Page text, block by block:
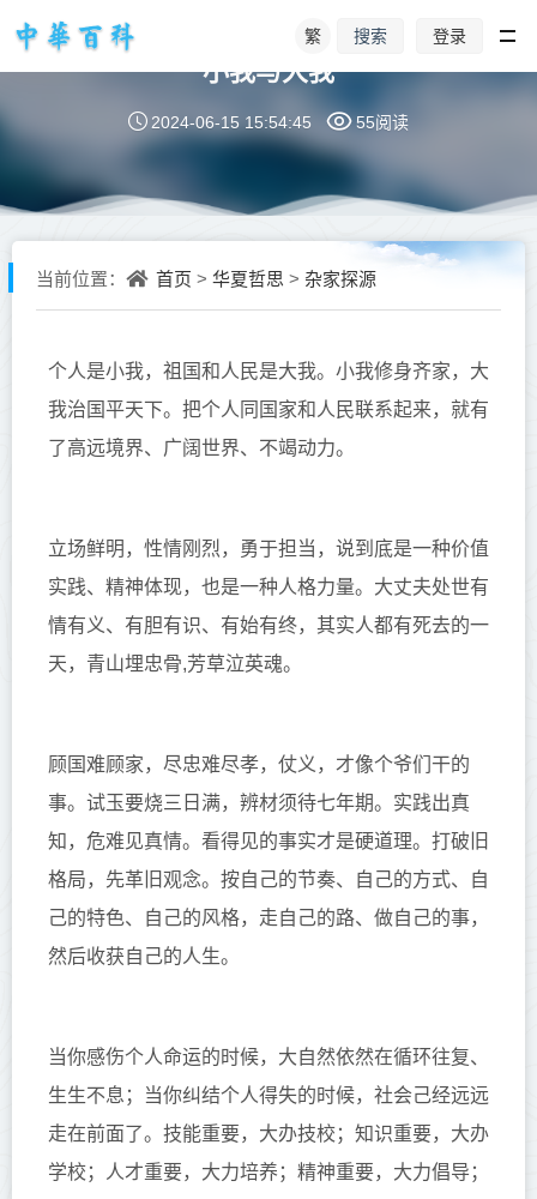
繁 搜索 登录
小我与大我
2024-06-15 15:54:45 55阅读
当前位置： 首页 > 华夏哲思 > 杂家探源
个人是小我，祖国和人民是大我。 小我修身齐家，大
我治国平天下。把个人同 国家和人民联系起来， 就有
了高远境界、 广阔世界、不竭动力。
立场鲜明，性情刚烈， 勇于担当， 说到底是一种价值
实践、精神体现，也是一种人格力量。 大丈夫处世有
情有义、有胆有识、有始有终， 其实人都有死去的一
天， 青山埋忠骨,芳草泣英魂。
顾 国难顾家，尽忠难尽孝， 仗义， 才像个爷们干的
事。 试玉要烧三日满，辨材须待七年期。 实践出真
知，危难见真情。 看得见的事实才是硬道理。 打破旧
格局，先革 旧观念。 按自己的节奏、 自己的方式、
自
己的特色、自己的风格，走自己的路、做自己的事，
然后收获自己的人生。
当你感伤个人命运的时候，大自然依然在循环往复、
生生不息；
当你纠结个人得失的时候， 社会己经远远
走在前面了。 技能重要，大办技校； 知识重要，大办
学校； 人才重要，大力培养 ；精神重要，大力倡导；